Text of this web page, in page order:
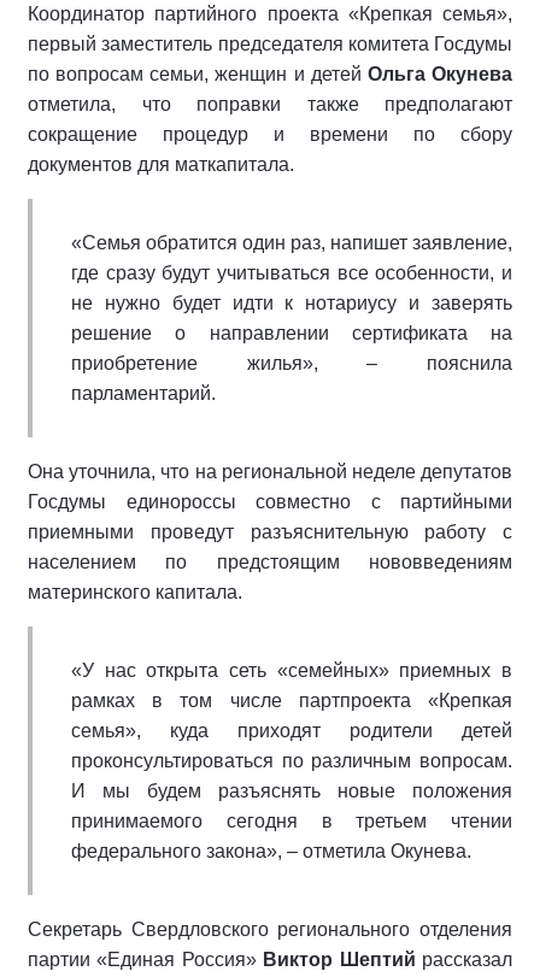
Координатор партийного проекта «Крепкая семья»,
первый заместитель председателя комитета Госдумы
по вопросам семьи, женщин и детей Ольга Окунева
отметила, что поправки также предполагают
сокращение процедур и времени по сбору
документов для маткапитала.
«Семья обратится один раз, напишет заявление,
где сразу будут учитываться все особенности, и
не нужно будет идти к нотариусу и заверять
решение о направлении сертификата на
приобретение жилья», – пояснила
парламентарий.
Она уточнила, что на региональной неделе депутатов
Госдумы единороссы совместно с партийными
приемными проведут разъяснительную работу с
населением по предстоящим нововведениям
материнского капитала.
«У нас открыта сеть «семейных» приемных в
рамках в том числе партпроекта «Крепкая
семья», куда приходят родители детей
проконсультироваться по различным вопросам.
И мы будем разъяснять новые положения
принимаемого сегодня в третьем чтении
федерального закона», – отметила Окунева.
Секретарь Свердловского регионального отделения
партии «Единая Россия» Виктор Шептий рассказал